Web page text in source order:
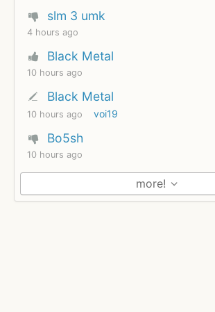
slm 3 umk
4 hours ago
Black Metal
10 hours ago
Black Metal
10 hours ago voi19
Bo5sh
10 hours ago
more!